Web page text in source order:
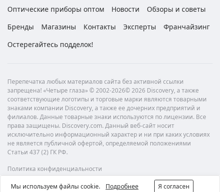
Оптические приборы оптом
Новости
Обзоры и советы
Бренды
Магазины Контакты Эксперты
Франчайзинг
Остерегайтесь подделок!
Перепечатка любых материалов сайта без активной ссылки
запрещена! «Четыре глаза» © 2002-2026© 2026 Discovery, а также
соответствующие логотипы и торговые марки являются товарными
знаками компании Discovery, а также ее дочерних предприятий и
филиалов. Данные товарные знаки используются по лицензии. Все
права защищены. Discovery.com. Данный веб-сайт носит
исключительно информационный характер и ни при каких условиях
не является публичной офертой, определяемой положениями
Статьи 437 (2) ГК РФ.
Политика конфиденциальности
Мы используем файлы cookie. Подробнее Я согласен